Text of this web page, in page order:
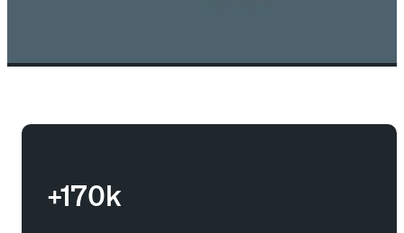
+170k